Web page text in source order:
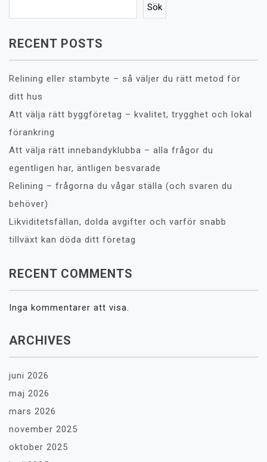
Sök
RECENT POSTS
Relining eller stambyte – så väljer du rätt metod för
ditt hus
Att välja rätt byggföretag – kvalitet, trygghet och lokal
förankring
Att välja rätt innebandyklubba – alla frågor du
egentligen har, äntligen besvarade
Relining – frågorna du vågar ställa (och svaren du
behöver)
Likviditetsfällan, dolda avgifter och varför snabb
tillväxt kan döda ditt företag
RECENT COMMENTS
Inga kommentarer att visa.
ARCHIVES
juni 2026
maj 2026
mars 2026
november 2025
oktober 2025